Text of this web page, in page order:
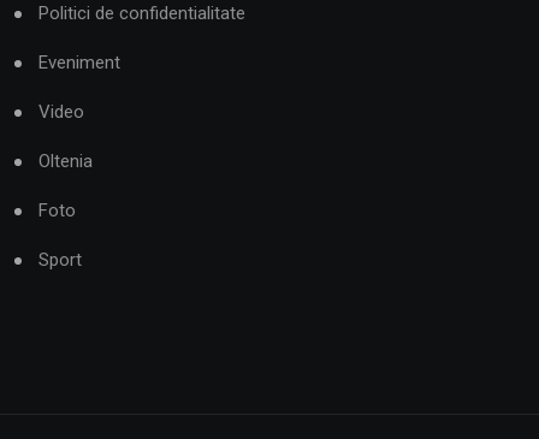
Politici de confidentialitate
Eveniment
Video
Oltenia
Foto
Sport